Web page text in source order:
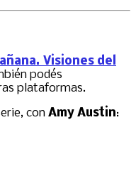
Visiones del
podés
plataformas.
con Amy Austin: